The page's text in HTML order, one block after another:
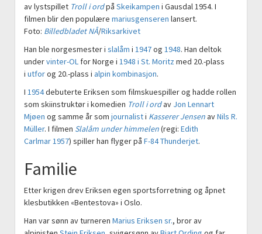
av lystspillet Troll i ordpå Skeikampen i Gausdal 1954. I
filmen blir den populære mariusgenseren lansert.
Foto: Billedbladet NÅ/Riksarkivet
Han ble norgesmester i slalåm i 1947og 1948. Han deltok
undervinter-OL for Norge i 1948 i St. Moritz med 20.-plass
i utforog 20.-plass i alpin kombinasjon.
I 1954debuterte Eriksen som filmskuespiller og hadde rollen
som skiinstruktør i komedien Troll i ordav Jon Lennart
Mjøen og samme år som journalisti Kasserer JensenavNils R.
Müller. I filmen Slalåm under himmelen(regi: Edith
Carlmar 1957) spiller han flyger på F-84 Thunderjet.
Familie
Etter krigen drev Eriksen egen sportsforretning og åpnet
klesbutikken «Bentestova» i Oslo.
Han var sønn av turneren Marius Eriksen sr., bror av